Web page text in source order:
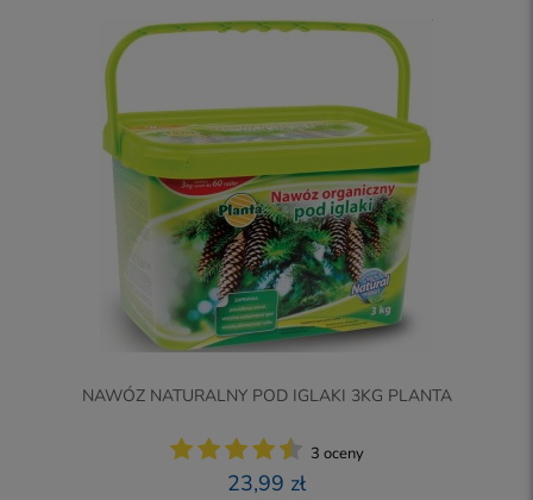
NAWÓZ NATURALNY POD IGLAKI 3KG PLANTA
3 oceny
23,99 zł